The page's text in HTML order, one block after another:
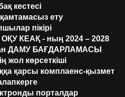
кестесі
ету
пікірі
КЕАҚ - ның 2024 – 2028
ДАМУ БАҒДАРЛАМАСЫ
жол көрсеткіші
қарсы комплаенс-қызмет
порталдар